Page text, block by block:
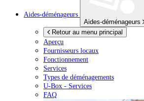
Aides-déménageurs
Aides-déménageurs
Retour au menu principal
Aperçu
Fournisseurs locaux
Fonctionnement
Services
Types de déménagements
U-Box - Services
FAQ